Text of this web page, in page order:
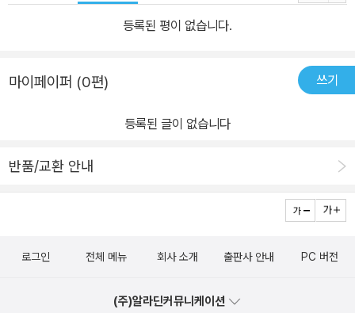
등록된 평이 없습니다.
마이페이퍼 (0편) 쓰기
등록된 글이 없습니다
반품/교환 안내
로그인 전체 메뉴 회사 소개 출판사 안내 PC 버전
(주)알라딘커뮤니케이션